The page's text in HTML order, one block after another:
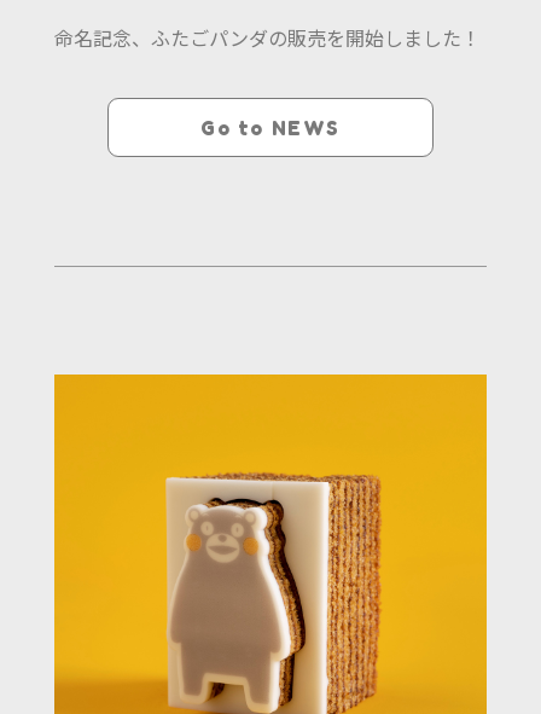
命名記念、ふたごパンダの販売を開始しました！
Go to NEWS